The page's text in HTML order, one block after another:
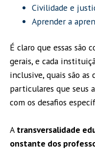
Civilidade e
Aprender a
É claro que essas são
gerais, e cada
inclusive, quais são as
particulares que seus
com os desafios
A transversalidade
onstante dos